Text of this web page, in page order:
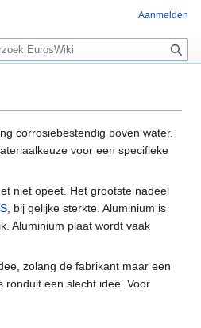
corrosiebestendig boven water.
voor een specifieke
niet opeet. Het grootste nadeel
, bij gelijke sterkte. Aluminium is
Aluminium plaat wordt vaak
zolang de fabrikant maar een
ronduit een slecht idee. Voor
Aanmelden